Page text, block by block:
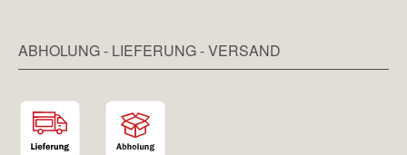
ABHOLUNG - LIEFERUNG - VERSAND